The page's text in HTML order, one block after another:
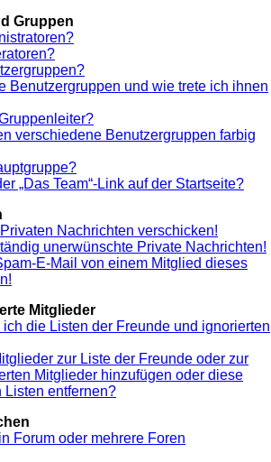
Gruppen
Benutzergruppen und wie trete ich ihnen
verschiedene Benutzergruppen farbig
„Das Team“-Link auf der Startseite?
Nachrichten verschicken!
unerwünschte Private Nachrichten!
E-Mail von einem Mitglied dieses
Mitglieder
die Listen der Freunde und ignorierten
zur Liste der Freunde oder zur
Mitglieder hinzufügen oder diese
Listen entfernen?
Forum oder mehrere Foren